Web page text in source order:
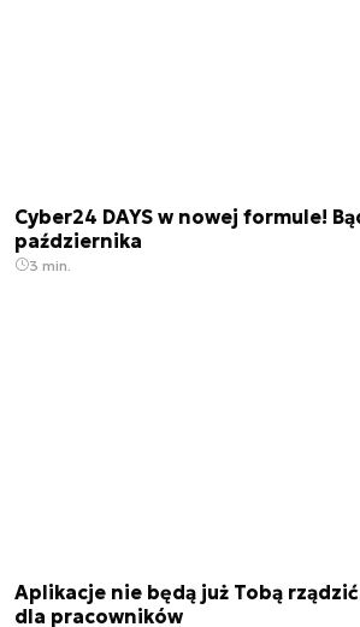
Cyber24 DAYS w nowej formule!
października
3 min.
Aplikacje nie będą już Tobą
dla pracowników